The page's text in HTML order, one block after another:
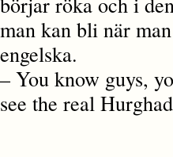
man kan bli när
engelska.
– You know guys,
see the real